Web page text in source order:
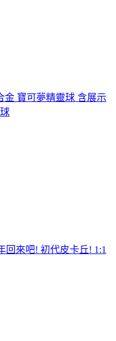
金 寶可夢精靈球 含展示
回來吧! 初代皮卡丘! 1:1